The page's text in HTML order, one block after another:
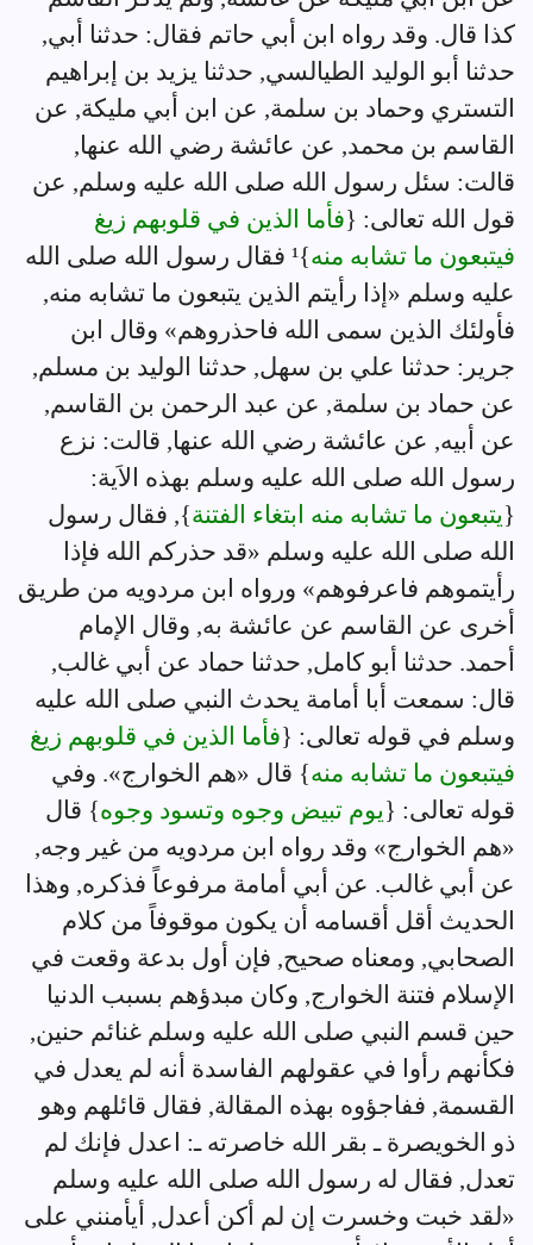
كذا قال. وقد رواه ابن أبي حاتم فقال: حدثنا أبي,
حدثنا أبو الوليد الطيالسي, حدثنا يزيد بن إبراهيم
التستري وحماد بن سلمة, عن ابن أبي مليكة, عن
القاسم بن محمد, عن عائشة رضي الله عنها,
قالت: سئل رسول الله صلى الله عليه وسلم, عن
قول الله تعالى: {فأما الذين في قلوبهم زيغ
فيتبعون ما تشابه منه
}¹ فقال رسول الله صلى الله
عليه وسلم «إذا رأيتم الذين يتبعون ما تشابه منه,
فأولئك الذين سمى الله فاحذروهم» وقال ابن
جرير: حدثنا علي بن سهل, حدثنا الوليد بن مسلم,
عن حماد بن سلمة, عن عبد الرحمن بن القاسم,
عن أبيه, عن عائشة رضي الله عنها, قالت: نزع
رسول الله صلى الله عليه وسلم بهذه الاَية:
{يتبعون ما تشابه منه ابتغاء الفتنة}, فقال رسول
الله صلى الله عليه وسلم «قد حذركم الله فإذا
رأيتموهم فاعرفوهم» ورواه ابن مردويه من طريق
أخرى عن القاسم عن عائشة به, وقال الإمام
أحمد. حدثنا أبو كامل, حدثنا حماد عن أبي غالب,
قال: سمعت أبا أمامة يحدث النبي صلى الله عليه
وسلم في قوله تعالى: {فأما الذين في قلوبهم زيغ
فيتبعون ما تشابه منه} قال «هم الخوارج». وفي
قوله تعالى: {يوم تبيض وجوه وتسود وجوه} قال
«هم الخوارج» وقد رواه ابن مردويه من غير وجه,
عن أبي غالب. عن أبي أمامة مرفوعاً فذكره, وهذا
الحديث أقل أقسامه أن يكون موقوفاً من كلام
الصحابي, ومعناه صحيح, فإن أول بدعة وقعت في
الإسلام فتنة الخوارج, وكان مبدؤهم بسبب الدنيا
حين قسم النبي صلى الله عليه وسلم غنائم حنين,
فكأنهم رأوا في عقولهم الفاسدة أنه لم يعدل في
القسمة, ففاجؤوه بهذه المقالة, فقال قائلهم وهو
ذو الخويصرة ـ بقر الله خاصرته ـ: اعدل فإنك لم
تعدل, فقال له رسول الله صلى الله عليه وسلم
«لقد خبت وخسرت إن لم أكن أعدل, أيأمنني على